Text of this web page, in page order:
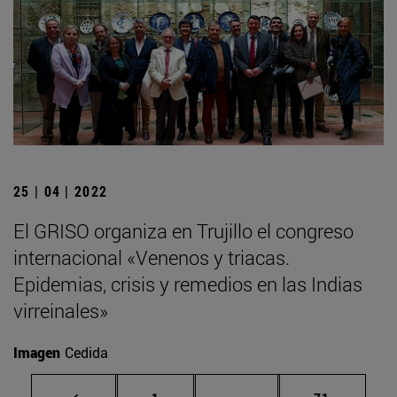
25 | 04 | 2022
El GRISO organiza en Trujillo el congreso
internacional «Venenos y triacas.
Epidemias, crisis y remedios en las Indias
virreinales»
Imagen Cedida